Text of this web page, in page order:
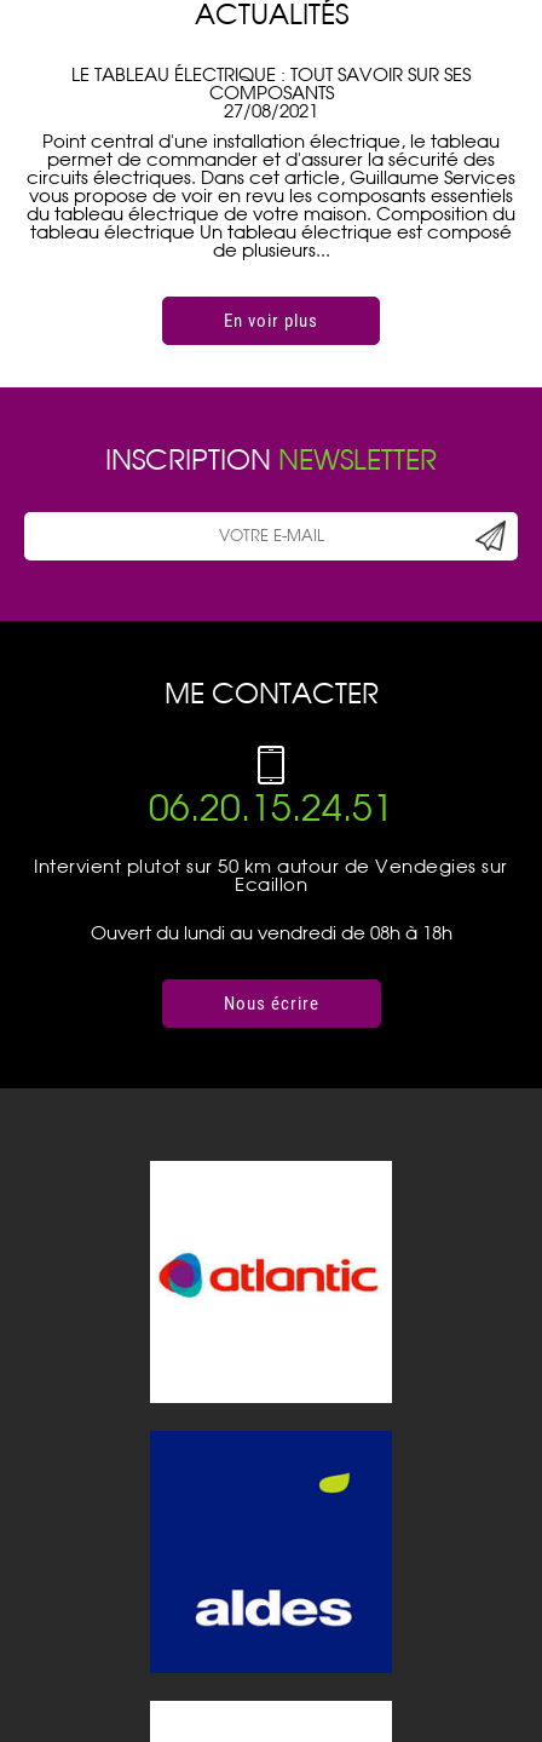
ACTUALITÉS
PROMOTION CAMÉRA DE VIDÉOSURVEILLANCE
NETATMO LEGRAND VALENCIENNES
10/05/2021
Chers clients, Jusqu'a la fin de l'année, je vous propose
l'alarme Netatmo LEGRAND comprenant : 1 caméra
intérieure intelligente avec reconnaissance faciale et
alerte sur votre smartphone. 1 caméra extérieure avec
sirène 150db et spot. 1 sirène intérieure intelligente
110db. 3 détecteurs d'ouverture...
En voir plus
ACTUALITÉS
LE TABLEAU ÉLECTRIQUE : TOUT SAVOIR SUR SES
COMPOSANTS
27/08/2021
Point central d'une installation électrique, le tableau
permet de commander et d'assurer la sécurité des
circuits électriques. Dans cet article, Guillaume Services
vous propose de voir en revu les composants essentiels
du tableau électrique de votre maison. Composition du
tableau électrique Un tableau électrique est composé
de plusieurs...
En voir plus
INSCRIPTION NEWSLETTER
ME CONTACTER
06.20.15.24.51
Intervient plutot sur 50 km autour de Vendegies sur
Ecaillon
Ouvert du lundi au vendredi de 08h à 18h
Nous écrire